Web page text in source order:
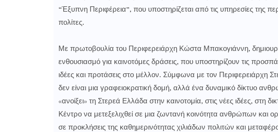
“Έξυπνη Περιφέρεια”, που υποστηρίζεται από τις υπηρεσίες της
πολίτες.
Με πρωτοβουλία του Περιφερειάρχη Κώστα Μπακογιάννη,
ενθουσιασμό για καινοτόμες δράσεις, που υποστηρίζουν τις
ιδέες και προτάσεις στο μέλλον. Σύμφωνα με τον
δεν είναι μια γραφειοκρατική δομή, αλλά ένα δυναμικό δίκτυο
«ανοίξει» τη Στερεά Ελλάδα στην καινοτομία, στις νέες ιδέες, στη
Κέντρο να μετεξελιχθεί σε μια ζωντανή κοινότητα ανθρώπων
σε προκλήσεις της καθημερινότητας χιλιάδων πολιτών και